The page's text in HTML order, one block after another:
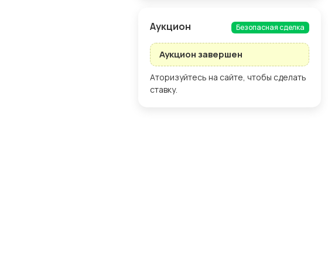
Aукцион Безопасная сделка
Аукцион завершен
Аторизуйтесь на сайте, чтобы сделать
ставку.